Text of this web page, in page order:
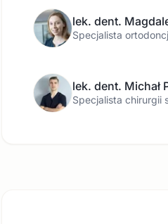
lek. dent.
Specjalista
lek. dent. Michał
Specjalista chirurgii